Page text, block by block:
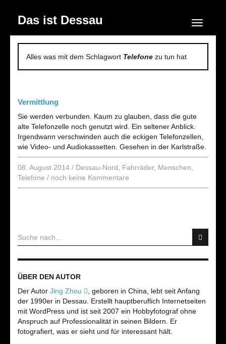
Das ist Dessau Navigation
Alles was mit dem Schlagwort Telefone zu tun hat
Vermittlung
Sie werden verbunden. Kaum zu glauben, dass die gute
alte Telefonzelle noch genutzt wird. Ein seltener Anblick.
Irgendwann verschwinden auch die eckigen Telefonzellen,
wie Video- und Audiokassetten. Gesehen in der Karlstraße.
08. August 2014 / Dessau-Nord Fahrräder, Menschen
Telefone / noch keine Kommentare
ÜBER DEN AUTOR
Der Autor Jing Zhou
, geboren in China, lebt seit Anfang
der 1990er in Dessau. Erstellt hauptberuflich Internetseiten
mit WordPress und ist seit 2007 ein Hobbyfotograf ohne
Anspruch auf Professionalität in seinen Bildern. Er
fotografiert, was er sieht und für interessant hält.